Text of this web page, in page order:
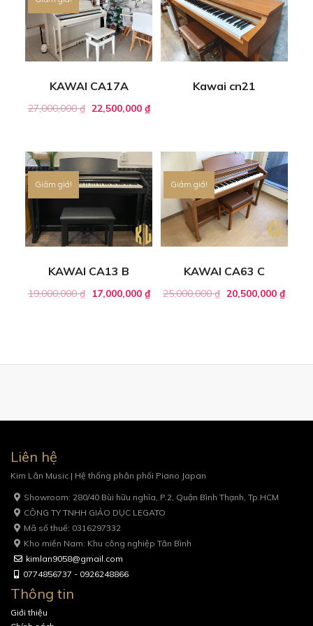
KAWAI CA17A
27,000,000₫ 22,500,000 ₫
Kawai cn21
Giảm giá!
KAWAI CA13 B
19,000,000₫ 17,000,000 ₫
Giảm giá!
KAWAI CA63 C
25,000,000₫ 20,500,000₫
Liên hệ
Kim Lân Music | Hệ thống phân phối Piano Japan
Showroom: 280/40 Bùi hữu nghĩa, P.2, Quận Bình Thạnh, Tp.HCM
CÔNG TY TNHH GIÁO DỤC LEGATO
Mã số thuế: 0316297332
Kho miền Nam: Khu công nghiệp Tân Bình
kimlan9058@gmail.com
0774856737 - 0926248866
Thông tin
Giới thiệu